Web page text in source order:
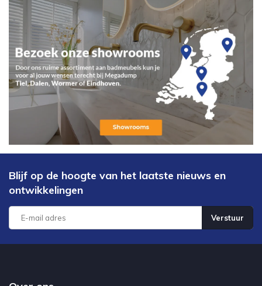
Blijf op de hoogte van het laatste nieuws en
ontwikkelingen
Verstuur